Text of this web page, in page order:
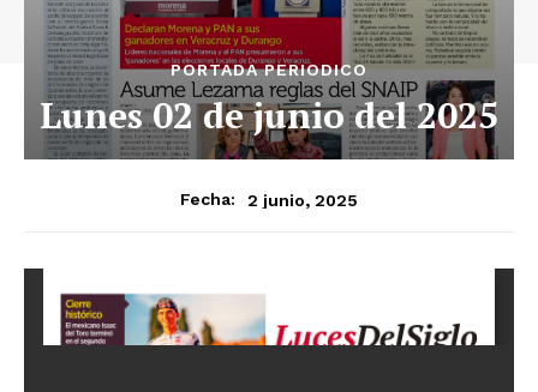
PORTADA PERIODICO
Lunes 02 de junio del 2025
Fecha: 2 junio, 2025